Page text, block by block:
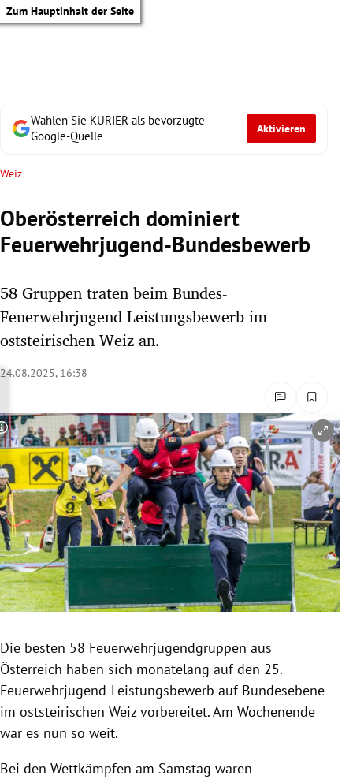
Zum Hauptinhalt der Seite
Untermenü
Untermenü
Untermenü
Untermenü
Untermenü
Untermenü
Untermenü
Untermenü
Wählen Sie KURIER als bevorzugte
Google-Quelle
Aktivieren
Weiz
Oberösterreich dominiert
Feuerwehrjugend-Bundesbewerb
58 Gruppen traten beim Bundes-
Feuerwehrjugend-Leistungsbewerb im
oststeirischen Weiz an.
24.08.2025, 16:38
Copyright-Hinweis öffnen/schließen
Die besten 58 Feuerwehrjugendgruppen aus
Österreich haben sich monatelang auf den 25.
Feuerwehrjugend-Leistungsbewerb auf Bundesebene
im oststeirischen Weiz vorbereitet. Am Wochenende
war es nun so weit.
Bei den Wettkämpfen am Samstag waren